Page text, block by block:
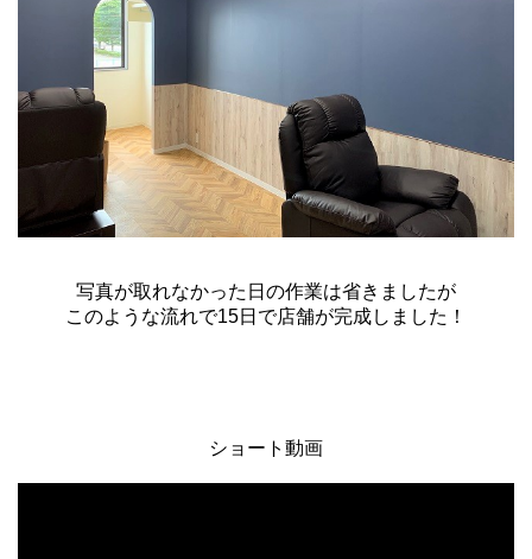
写真が取れなかった日の作業は省きましたが
このような流れで15日で店舗が完成しました！
ショート動画